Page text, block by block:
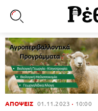
ΑΠΟΨΕΙΣ 01.11.2023 10:00